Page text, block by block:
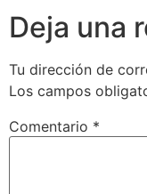
Deja una
Tu dirección de
Los campos
Comentario *